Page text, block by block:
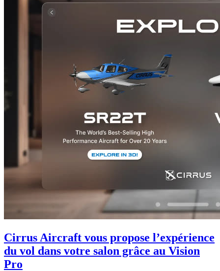
Cirrus Aircraft vous propose l’expérience
du vol dans votre salon grâce au Vision
Pro